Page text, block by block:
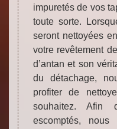
impuretés de vos
toute sorte.
seront nettoyées
votre revêtement
d’antan et son
du détachage,
profiter de
souhaitez. Afin
escomptés, nous